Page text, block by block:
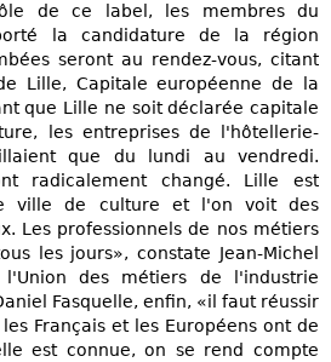
de ce label, les membres du
la candidature de la région
seront au rendez-vous, citant
Lille, Capitale européenne de la
que Lille ne soit déclarée capitale
les entreprises de l'hôtellerie-
que du lundi au vendredi.
radicalement changé. Lille est
ville de culture et l'on voit des
Les professionnels de nos métiers
les jours», constate Jean-Michel
l'Union des métiers de l'industrie
Fasquelle, enfin, «il faut réussir
Français et les Européens ont de
est connue, on se rend compte